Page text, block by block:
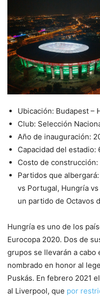
Ubicación: Budapest –
Club: Selección
Año de inauguración:
Capacidad del estadio:
Costo de construcción:
Partidos que
vs Portugal, Hungría
un partido de Octavos
Hungría es uno de los
Eurocopa 2020. Dos de
grupos se llevarán a cabo
nombrado en honor al
Puskás. En febrero 2021
al Liverpool, que por